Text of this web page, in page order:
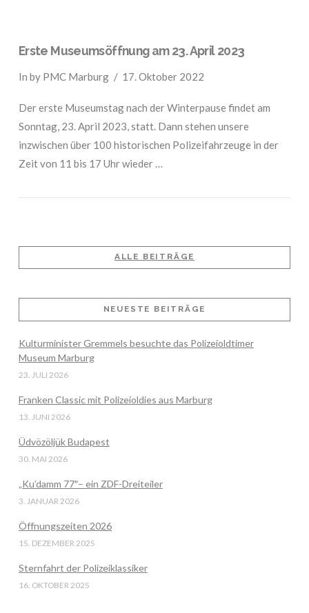
Erste Museumsöffnung am 23. April 2023
In by PMC Marburg 17. Oktober 2022
Der erste Museumstag nach der Winterpause findet am
Sonntag, 23. April 2023, statt. Dann stehen unsere
inzwischen über 100 historischen Polizeifahrzeuge in der
Zeit von 11 bis 17 Uhr wieder …
ALLE BEITRÄGE
NEUESTE BEITRÄGE
Kulturminister Gremmels besuchte das Polizeioldtimer
Museum Marburg
23. JULI 2026
Franken Classic mit Polizeioldies aus Marburg
13. JUNI 2026
Üdvözöljük Budapest
30. MAI 2026
„Ku’damm 77″– ein ZDF-Dreiteiler
3. JANUAR 2026
Öffnungszeiten 2026
15. DEZEMBER 2025
Sternfahrt der Polizeiklassiker
16. OKTOBER 2025